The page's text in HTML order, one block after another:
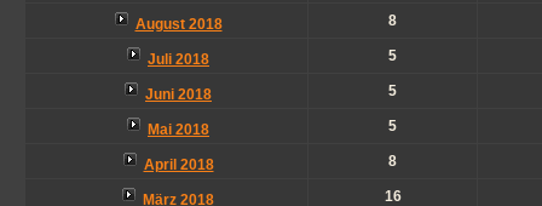
August 2018 8
Juli 2018 5
Juni 2018 5
Mai 2018 5
April 2018 8
März 2018 16